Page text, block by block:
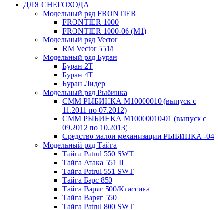
ДЛЯ СНЕГОХОДА
Модельный ряд FRONTIER
FRONTIER 1000
FRONTIER 1000-06 (М1)
Модельный ряд Vector
RM Vector 551/i
Модельный ряд Буран
Буран 2Т
Буран 4Т
Буран Лидер
Модельный ряд Рыбинка
СММ РЫБИНКА M10000010 (выпуск с
11.2011 по 07.2012)
СММ РЫБИНКА M10000010-01 (выпуск с
09.2012 по 10.2013)
Средство малой механизации РЫБИНКА -04
Модельный ряд Тайга
Тайга Patrul 550 SWT
Тайга Атака 551 II
Тайга Patrul 551 SWT
Тайга Барс 850
Тайга Варяг 500/Классика
Тайга Варяг 550
Тайга Patrul 800 SWT